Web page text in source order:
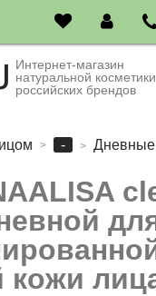
Интернет-магазин
натуральной косметики
российских брендов
-
кожи